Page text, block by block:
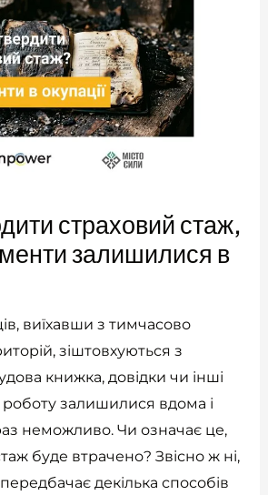
страховий стаж,
залишилися в
виїхавши з тимчасово
зіштовхуються з
книжка, довідки чи інші
залишилися вдома і
неможливо. Чи означає це,
буде втрачено? Звісно ж ні,
декілька способів